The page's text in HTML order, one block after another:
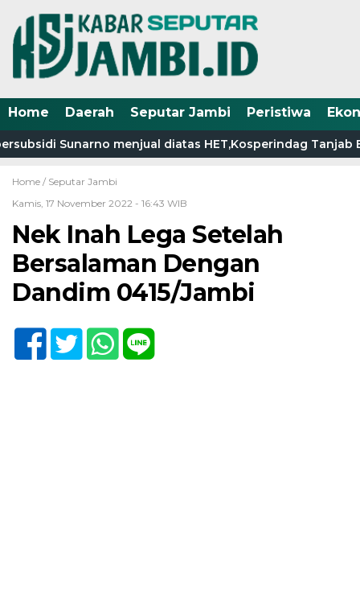
Home Daerah Seputar Jambi Peristiwa
Sunarno menjual diatas HET,Kosperindag Tanjab
Home / Seputar Jambi
Kamis, 17 November 2022 - 16:43 WIB
Nek Inah Lega Setelah
Bersalaman Dengan
Dandim 0415/Jambi